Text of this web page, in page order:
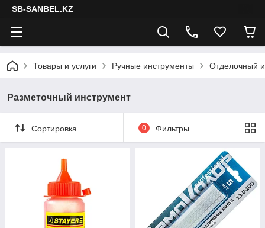
SB-SANBEL.KZ
Товары и услуги Ручные инструменты Отделочный
Разметочный инструмент
Сортировка 0 Фильтры